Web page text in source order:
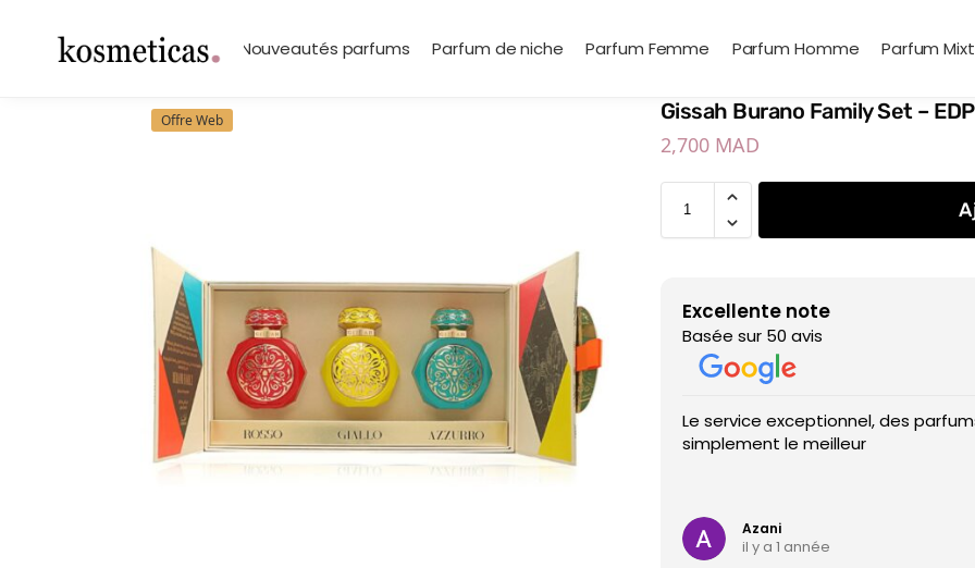
Marques Nouveautés parfums Parfum de niche Parfum Femme Parfum Homme Parfum
Search
Offre Web
Gissah Burano Family Set –
2,700 MAD
Excellente note
Basée sur 50 avis
Le service exceptionnel, des
simplement le meilleur
Azani
il y a 1 année